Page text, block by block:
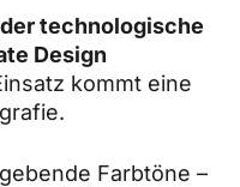
technologische
Design
kommt eine
Farbtöne –